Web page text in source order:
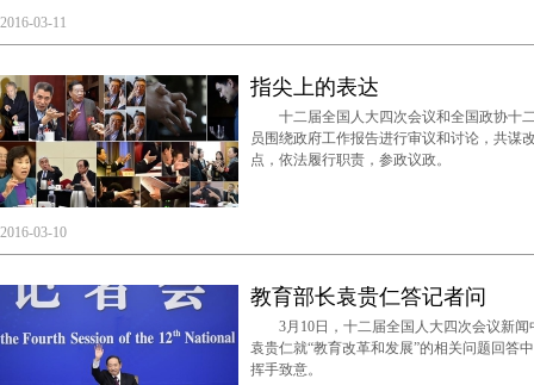
2016-03-11
指尖上的表达
十二届全国人大四次会议和全国政协十
员围绕政府工作报告进行审议和讨论，共谋
点，依法履行职责，参政议政。
2016-03-10
教育部长袁贵仁答记者问
3月10日，十二届全国人大四次会议新闻
袁贵仁就“教育改革和发展”的相关问题回答
挥手致意。